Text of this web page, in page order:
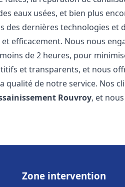
eaux usées, et bien plus
des dernières technologies
efficacement. Nous nous
de 2 heures, pour
et transparents, et nous
qualité de notre service. Nos
Rouvroy, et
Zone intervention